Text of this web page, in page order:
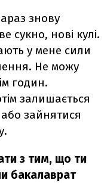
знову
сукно, нові кулі.
у мене сили
Не можу
годин.
залишається
зайнятися
з тим, що ти
бакалаврат